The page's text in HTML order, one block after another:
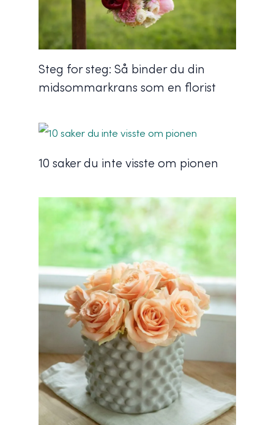
Steg for steg: Så binder du din
midsommarkrans som en florist
10 saker du inte visste om pionen